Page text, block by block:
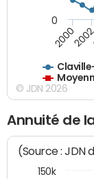
2000
0
© JDN 2026
Annuité de
(Source : JDN
150k